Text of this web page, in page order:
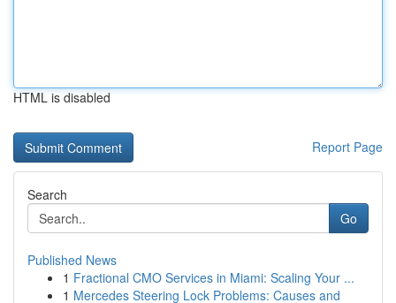
HTML is disabled
Report Page
Search
Go
Published News
1 Fractional CMO Services in Miami: Scaling Your ...
1 Mercedes Steering Lock Problems: Causes and